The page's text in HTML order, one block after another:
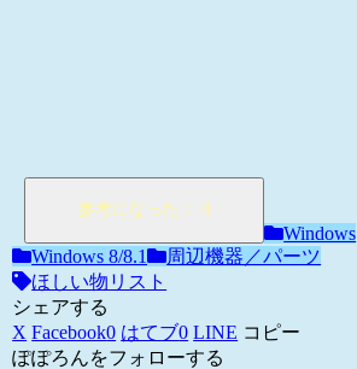
Windows
Windows 8/8.1
周辺機器／パーツ
ほしい物リスト
シェアする
X Facebook0 はてブ0 LINE コピー
ぽぽろんをフォローする